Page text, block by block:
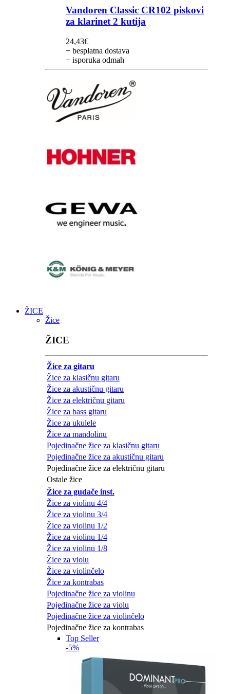
Vandoren Classic CR102 piskovi
za klarinet 2 kutija
24,43€
+ besplatna dostava
+ isporuka odmah
ŽICE
Žice
ŽICE
Žice za gitaru
Žice za klasičnu gitaru
Žice za akustičnu gitaru
Žice za električnu gitaru
Žice za bass gitaru
Žice za ukulele
Žice za mandolinu
Pojedinačne žice za klasičnu gitaru
Pojedinačne žice za akustičnu gitaru
Pojedinačne žice za električnu gitaru
Ostale žice
Žice za gudače inst.
Žice za violinu 4/4
Žice za violinu 3/4
Žice za violinu 1/2
Žice za violinu 1/4
Žice za violinu 1/8
Žice za violu
Žice za violinčelo
Žice za kontrabas
Pojedinačne žice za violinu
Pojedinačne žice za violu
Pojedinačne žice za violinčelo
Pojedinačne žice za kontrabas
Top Seller
-5%